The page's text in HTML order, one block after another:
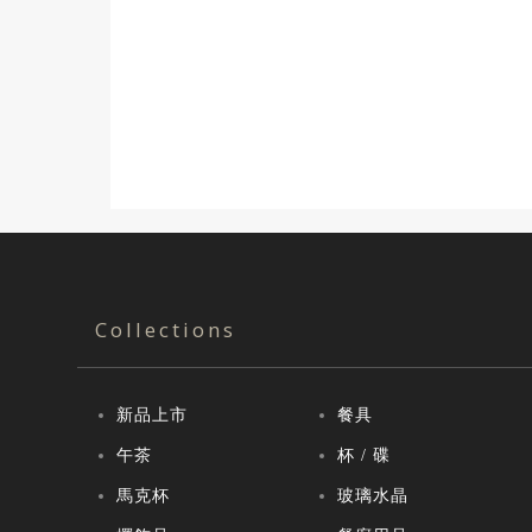
Collections
新品上市 餐具
午茶 杯 / 碟
馬克杯 玻璃水晶